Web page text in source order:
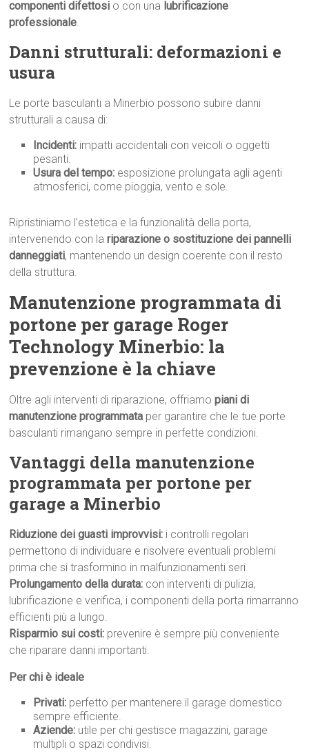
componenti difettosi o con una lubrificazione
professionale.
Danni strutturali: deformazioni e
usura
Le porte basculanti a Minerbio possono subire danni
strutturali a causa di:
Incidenti: impatti accidentali con veicoli o oggetti
pesanti.
Usura del tempo: esposizione prolungata agli agenti
atmosferici, come pioggia, vento e sole.
Ripristiniamo l’estetica e la funzionalità della porta,
intervenendo con lariparazione o sostituzione dei pannelli
danneggiati, mantenendo un design coerente con il resto
della struttura.
Manutenzione programmata di
portone per garage Roger
Technology Minerbio: la
prevenzione è la chiave
Oltre agli interventi di riparazione, offriamopiani di
manutenzione programmata per garantire che le tue porte
basculanti rimangano sempre in perfette condizioni.
Vantaggi della manutenzione
programmata per portone per
garage a Minerbio
Riduzione dei guasti improvvisi: i controlli regolari
permettono di individuare e risolvere eventuali problemi
prima che si trasformino in malfunzionamenti seri.
Prolungamento della durata: con interventi di pulizia,
lubrificazione e verifica, i componenti della porta rimarranno
efficienti più a lungo.
Risparmio sui costi: prevenire è sempre più conveniente
che riparare danni importanti.
Per chi è ideale
Privati: perfetto per mantenere il garage domestico
sempre efficiente.
Aziende: utile per chi gestisce magazzini, garage
multipli o spazi condivisi.